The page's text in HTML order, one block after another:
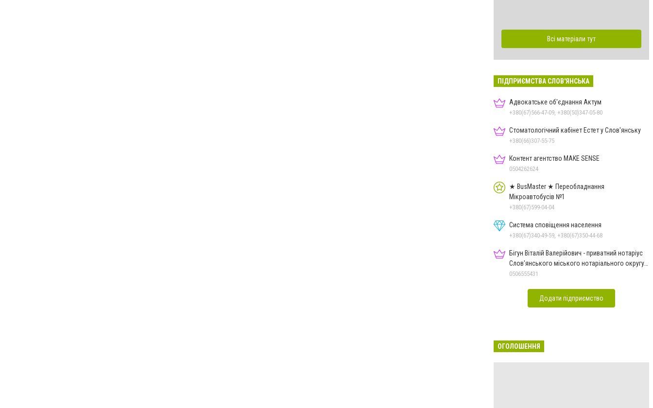
Всі матеріали тут
ПІДПРИЄМСТВА СЛОВ'ЯНСЬКА
Адвокатське об'єднання Актум
+380(67)566-47-09, +380(50)347-05-80
Стоматологічний кабінет Естет у Слов'янську
+380(66)307-55-75
Контент агентство MAKE SENSE
0504262624
★ BusMaster ★ Переобладнання
Мікроавтобусів №1
+380(67)599-04-04
Система сповіщення населення
+380(67)340-49-59, +380(67)350-44-68
Бігун Віталій Валерійович - приватний нотаріус
Слов'янського міського нотаріального округу
Дон.обл.
0506555431
Додати підприємство
ОГОЛОШЕННЯ